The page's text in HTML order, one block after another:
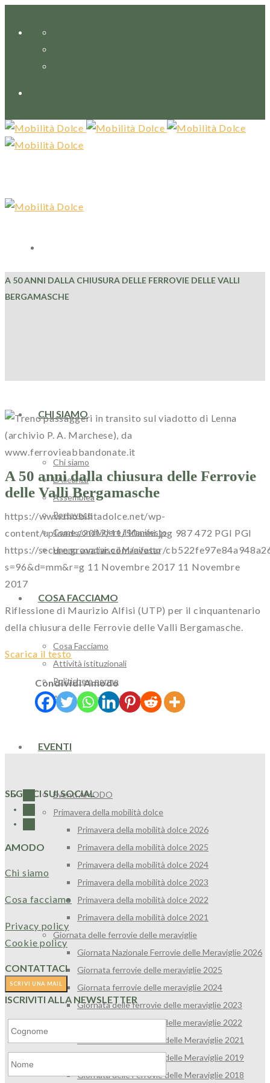
CHI SIAMO
Chi siamo
L’Alleanza
Assemblea
Portavoce
Come condividere il Manifesto
Hanno condiviso il Manifesto
COSA FACCIAMO
Cosa Facciamo
Attività istituzionali
Politiche e norme
Atlante della Mobilità Dolce
EVENTI
Eventi AMODO
Primavera della mobilità dolce
Primavera della mobilità dolce 2026
Primavera della mobilità dolce 2025
Primavera della mobilità dolce 2024
Primavera della mobilità dolce 2023
Primavera della mobilità dolce 2022
Primavera della mobilità dolce 2021
Giornata delle ferrovie delle meraviglie
Giornata Nazionale Ferrovie delle Meraviglie 2026
Giornata ferrovie delle meraviglie 2025
Giornata ferrovie delle meraviglie 2024
Giornata delle ferrovie delle meraviglie 2023
Giornata delle ferrovie delle meraviglie 2022
Giornata delle Ferrovie delle Meraviglie 2021
Giornata delle Ferrovie delle Meraviglie 2019
Giornata delle Ferrovie delle Meraviglie 2018
A 50 ANNI DALLA CHIUSURA DELLE FERROVIE DELLE VALLI
BERGAMASCHE
A 50 anni dalla chiusura delle Ferrovie
delle Valli Bergamasche
https://www.mobilitadolce.net/wp-
content/uploads/2017/11/50anni.jpg 987 472 PGI PGI
https://secure.gravatar.com/avatar/
s=96&d=mm&r=g 11 Novembre 2017 11 Novembre
2017
Riflessione di Maurizio Alfisi (UTP) per il cinquantenario
della chiusura delle Ferrovie delle Valli Bergamasche.
Scarica il testo
Condividi Amodo
SEGUICI SUI SOCIAL
AMODO
Chi siamo
Cosa facciamo
Privacy policy
Cookie policy
CONTATTACI
ISCRIVITI ALLA NEWSLETTER